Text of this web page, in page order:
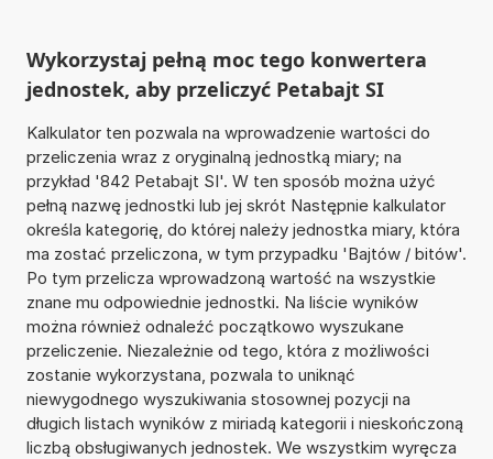
Wykorzystaj pełną moc tego konwertera
jednostek, aby przeliczyć Petabajt SI
Kalkulator ten pozwala na wprowadzenie wartości do
przeliczenia wraz z oryginalną jednostką miary; na
przykład '842 Petabajt SI'. W ten sposób można użyć
pełną nazwę jednostki lub jej skrót Następnie kalkulator
określa kategorię, do której należy jednostka miary, która
ma zostać przeliczona, w tym przypadku 'Bajtów / bitów'.
Po tym przelicza wprowadzoną wartość na wszystkie
znane mu odpowiednie jednostki. Na liście wyników
można również odnaleźć początkowo wyszukane
przeliczenie. Niezależnie od tego, która z możliwości
zostanie wykorzystana, pozwala to uniknąć
niewygodnego wyszukiwania stosownej pozycji na
długich listach wyników z miriadą kategorii i nieskończoną
liczbą obsługiwanych jednostek. We wszystkim wyręcza